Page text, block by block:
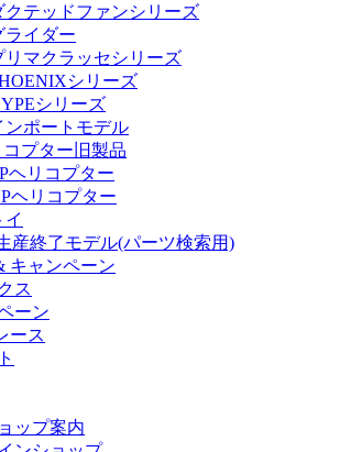
クテッドファンシリーズ
ライダー
リマクラッセシリーズ
シリーズ
シリーズ
ンポートモデル
プター旧製品
ヘリコプター
ヘリコプター
イ
産終了モデル(パーツ検索用)
キャンペーン
ス
ーン
ース
ップ案内